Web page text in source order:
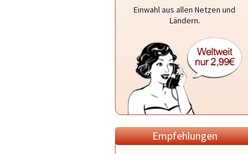
Einwahl aus allen Netzen und
Ländern.
Empfehlungen